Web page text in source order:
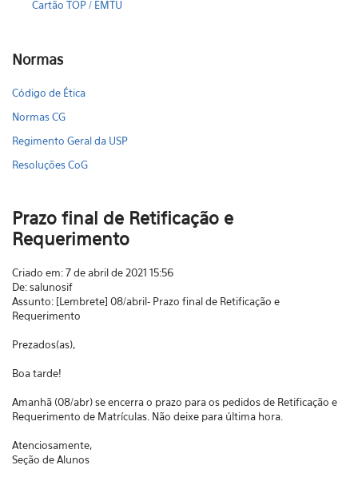
Cartão TOP / EMTU
Normas
Código de Ética
Normas CG
Regimento Geral da USP
Resoluções CoG
Prazo final de Retificação e
Requerimento
Criado em: 7 de abril de 2021 15:56
De: salunosif
Assunto: [Lembrete] 08/abril- Prazo final de Retificação e
Requerimento
Prezados(as),
Boa tarde!
Amanhã (08/abr) se encerra o prazo para os pedidos de Retificação e
Requerimento de Matrículas. Não deixe para última hora.
Atenciosamente,
Seção de Alunos